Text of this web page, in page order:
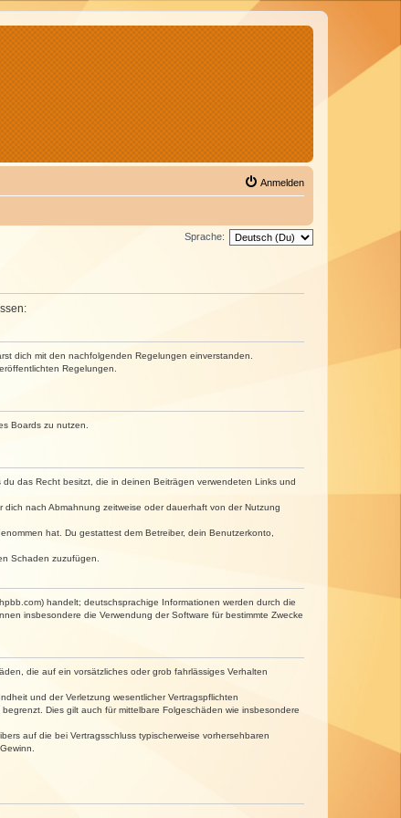
Anmelden
Sprache:
dich mit den nachfolgenden Regelungen einverstanden.
Regelungen.
Boards zu nutzen.
das Recht besitzt, die in deinen Beiträgen verwendeten Links und
nach Abmahnung zeitweise oder dauerhaft von der Nutzung
hat. Du gestattest dem Betreiber, dein Benutzerkonto,
Schaden zuzufügen.
handelt; deutschsprachige Informationen werden durch die
insbesondere die Verwendung der Software für bestimmte Zwecke
die auf ein vorsätzliches oder grob fahrlässiges Verhalten
und der Verletzung wesentlicher Vertragspflichten
Dies gilt auch für mittelbare Folgeschäden wie insbesondere
auf die bei Vertragsschluss typischerweise vorhersehbaren